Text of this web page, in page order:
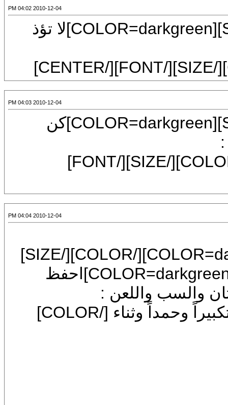
2010-12-04 04:02 PM
[CENTER][FONT=Mudir MT][SIZE=7][COLOR=darkgreen]لا تؤذ
2010-12-04 04:03 PM
[CENTER][FONT=Mudir MT][SIZE=6][COLOR=darkgreen]كن
فإن التواضع شعار الأنبياء والصالحين [/COLOR][/SIZE][/FONT]
2010-12-04 04:04 PM
[FONT=Mudir MT][SIZE=6][COLOR=darkgreen][/COLOR][/SIZE]
[/FONT][FONT=Mudir MT][SIZE=6][COLOR=darkgreen]احفظ
والسب واللعن :
واجعل مكان ذلك ذكراً وتسبيحاً وتهليلاً وتكبيراً وحمداً وثناء [/COLOR]